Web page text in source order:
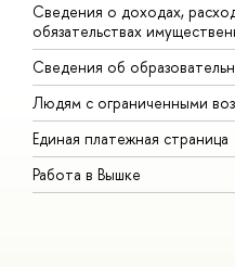
Сведения о доходах,
обязательствах
Сведения об
Людям с ограниченными
Единая платежная страница
Работа в Вышке